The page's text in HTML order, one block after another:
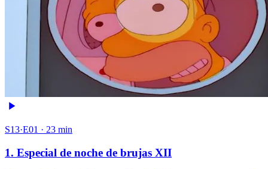
S13·E01 · 23 min
1. Especial de noche de brujas XII